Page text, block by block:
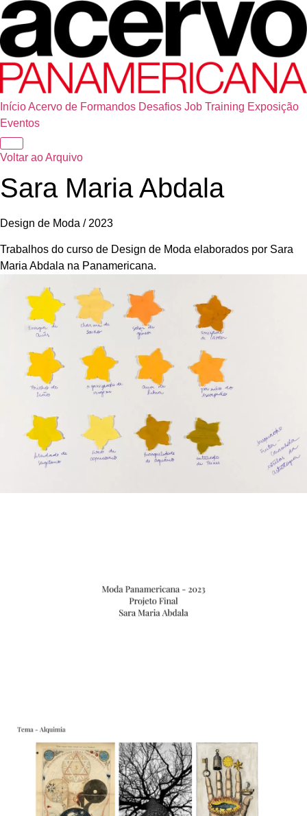
InícioAcervo de Formandos Desafios Job Training Exposição
Eventos
Voltar ao Arquivo
Sara Maria Abdala
Design de Moda / 2023
Trabalhos do curso de Design de Moda elaborados por Sara
Maria Abdala na Panamericana.